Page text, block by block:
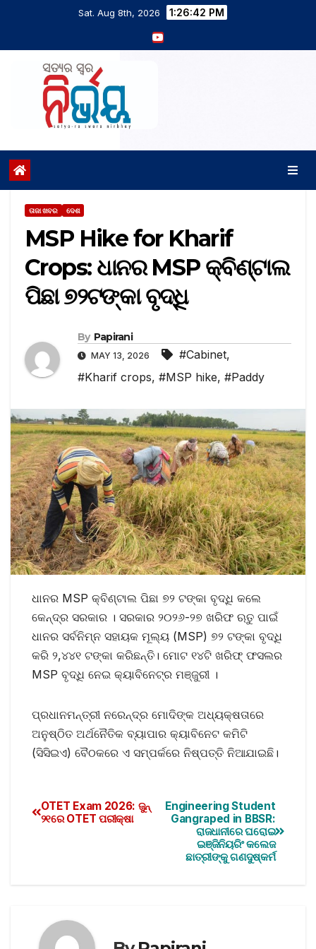
Sat. Aug 8th, 2026 1:26:43 PM
ତାଜା ଖବର ଦେଶ
MSP Hike for Kharif
Crops: ଧାନର MSP କ୍ବିଣ୍ଟାଲ
ପିଛା ୭୨ଟଙ୍କା ବୃଦ୍ଧି
By Papirani
MAY 13, 2026 #Cabinet,
#Kharif crops, #MSP hike, #Paddy
ଧାନର MSP କ୍ବିଣ୍ଟାଲ ପିଛା ୭୨ ଟଙ୍କା ବୃଦ୍ଧି କଲେ
କେନ୍ଦ୍ର ସରକାର । ସରକାର ୨୦୨୬-୨୭ ଖରିଫ ଋତୁ ପାଇଁ
ଧାନର ସର୍ବନିମ୍ନ ସହାୟକ ମୂଲ୍ୟ (MSP) ୭୨ ଟଙ୍କା ବୃଦ୍ଧି
କରି ୨,୪୪୧ ଟଙ୍କା କରିଛନ୍ତି। ମୋଟ ୧୪ଟି ଖରିଫ୍‌ ଫସଲର
MSP ବୃଦ୍ଧି ନେଇ କ୍ୟାବିନେଟ୍‌ର ମଞ୍ଜୁରୀ ।
ପ୍ରଧାନମନ୍ତ୍ରୀ ନରେନ୍ଦ୍ର ମୋଦିଙ୍କ ଅଧ୍ୟକ୍ଷତାରେ
ଅନୁଷ୍ଠିତ ଅର୍ଥନୈତିକ ବ୍ୟାପାର କ୍ୟାବିନେଟ କମିଟି
(ସିସିଇଏ) ବୈଠକରେ ଏ ସମ୍ପର୍କରେ ନିଷ୍ପତ୍ତି ନିଆଯାଇଛି।
Engineering Student
Gangraped in BBSR:
ରାଜଧାନୀରେ ଘରୋଇ
ଇଞ୍ଜିନିୟରିଂ କଲେଜ
ଛାତ୍ରୀଙ୍କୁ ଗଣଦୁଷ୍କର୍ମ
OTET Exam 2026: ଜୁନ୍‌
୨୧ରେ OTET ପରୀକ୍ଷା